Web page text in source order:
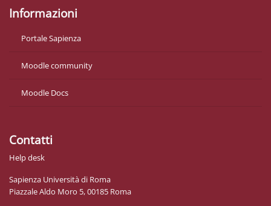
Informazioni
Portale Sapienza
Moodle community
Moodle Docs
Contatti
Help desk
Sapienza Università di Roma
Piazzale Aldo Moro 5, 00185 Roma